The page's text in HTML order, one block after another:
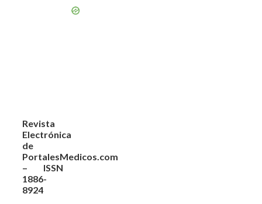
Revista
Electrónica
de
PortalesMedicos.com
– ISSN
1886-
8924